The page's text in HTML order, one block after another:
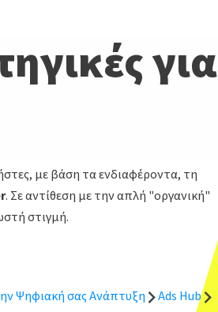
για
με βάση τα ενδιαφέροντα, τη
. Σε αντίθεση με την απλή "οργανική"
στιγμή.
Ψηφιακή σας Ανάπτυξη
Ads Hub